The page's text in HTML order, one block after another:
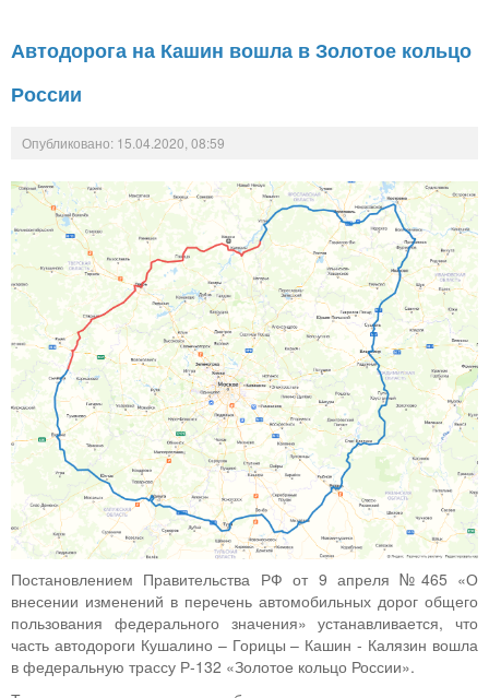
Автодорога на Кашин вошла в Золотое кольцо
России
Опубликовано: 15.04.2020, 08:59
Постановлением Правительства РФ от 9 апреля №465 «О
внесении изменений в перечень автомобильных дорог общего
пользования федерального значения» устанавливается, что
часть автодороги Кушалино – Горицы – Кашин - Калязин вошла
в федеральную трассу Р-132 «Золотое кольцо России».